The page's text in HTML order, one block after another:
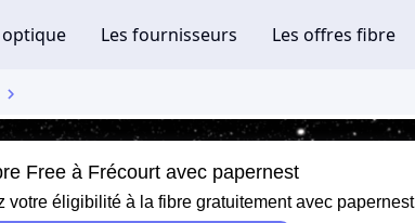
Free à Frécourt avec papernest
votre éligibilité à la fibre gratuitement avec papernest